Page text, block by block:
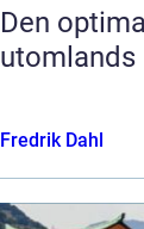
Den
utomlands
Fredrik Dahl